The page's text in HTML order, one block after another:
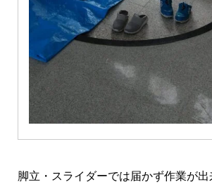
脚立・スライダーでは届かず作業が